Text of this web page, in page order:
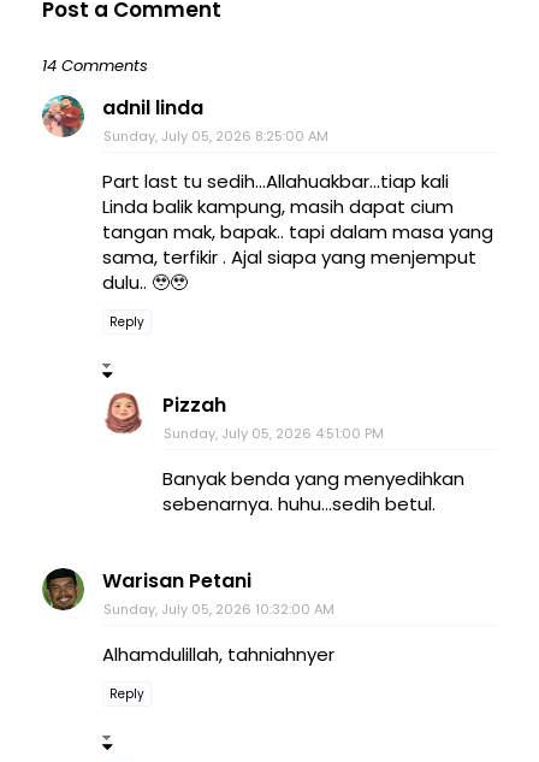
Post a Comment
14 Comments
adnil linda
Sunday, July 05, 2026 8:25:00 AM
Part last tu sedih...Allahuakbar...tiap kali
Linda balik kampung, masih dapat cium
tangan mak, bapak.. tapi dalam masa yang
sama, terfikir . Ajal siapa yang menjemput
dulu.. 🥹🥹
Reply
Pizzah
Sunday, July 05, 2026 4:51:00 PM
Banyak benda yang menyedihkan
sebenarnya. huhu...sedih betul.
Warisan Petani
Sunday, July 05, 2026 10:32:00 AM
Alhamdulillah, tahniahnyer
Reply